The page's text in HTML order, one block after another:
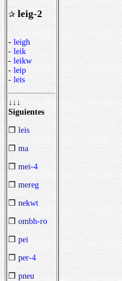
✰ leig-2
- leigh
- leik
- leikw
- leip
- leis
↓↓↓
Siguientes
❒ leis
❒ ma
❒ mei-4
❒ mereg
❒ nekwt
❒ ombh-ro
❒ pei
❒ per-4
❒ pneu